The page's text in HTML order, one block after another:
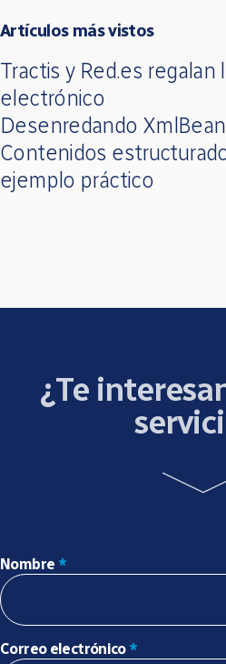
Artículos más vistos
Tractis y Red.es
electrónico
Desenredando
Contenidos
ejemplo práctico
¿Te
Nombre *
Correo electrónico *